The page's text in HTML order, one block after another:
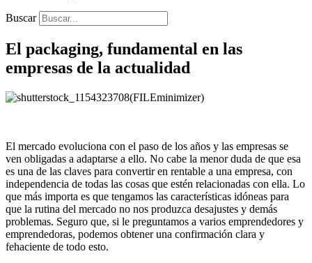
Buscar
El packaging, fundamental en las
empresas de la actualidad
El mercado evoluciona con el paso de los años y las empresas se
ven obligadas a adaptarse a ello. No cabe la menor duda de que esa
es una de las claves para convertir en rentable a una empresa, con
independencia de todas las cosas que estén relacionadas con ella. Lo
que más importa es que tengamos las características idóneas para
que la rutina del mercado no nos produzca desajustes y demás
problemas. Seguro que, si le preguntamos a varios emprendedores y
emprendedoras, podemos obtener una confirmación clara y
fehaciente de todo esto.